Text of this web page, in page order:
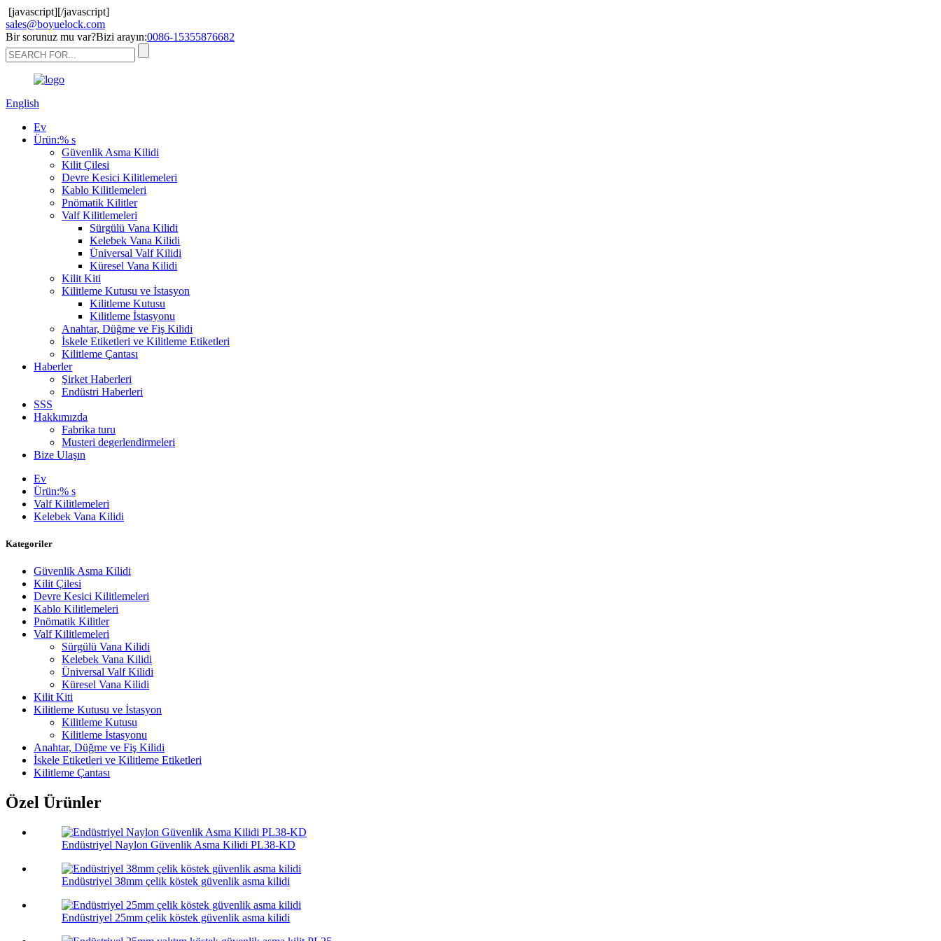
[javascript][/javascript]
sales@boyuelock.com
Bir sorunuz mu var?Bizi arayın:0086-15355876682
English
Ev
Ürün:% s
Güvenlik Asma Kilidi
Kilit Çilesi
Devre Kesici Kilitlemeleri
Kablo Kilitlemeleri
Pnömatik Kilitler
Valf Kilitlemeleri
Sürgülü Vana Kilidi
Kelebek Vana Kilidi
Üniversal Valf Kilidi
Küresel Vana Kilidi
Kilit Kiti
Kilitleme Kutusu ve İstasyon
Kilitleme Kutusu
Kilitleme İstasyonu
Anahtar, Düğme ve Fiş Kilidi
İskele Etiketleri ve Kilitleme Etiketleri
Kilitleme Çantası
Haberler
Şirket Haberleri
Endüstri Haberleri
SSS
Hakkımızda
Fabrika turu
Musteri degerlendirmeleri
Bize Ulaşın
Ev
Ürün:% s
Valf Kilitlemeleri
Kelebek Vana Kilidi
Kategoriler
Güvenlik Asma Kilidi
Kilit Çilesi
Devre Kesici Kilitlemeleri
Kablo Kilitlemeleri
Pnömatik Kilitler
Valf Kilitlemeleri
Sürgülü Vana Kilidi
Kelebek Vana Kilidi
Üniversal Valf Kilidi
Küresel Vana Kilidi
Kilit Kiti
Kilitleme Kutusu ve İstasyon
Kilitleme Kutusu
Kilitleme İstasyonu
Anahtar, Düğme ve Fiş Kilidi
İskele Etiketleri ve Kilitleme Etiketleri
Kilitleme Çantası
Özel Ürünler
Endüstriyel Naylon Güvenlik Asma Kilidi PL38-KD
Endüstriyel 38mm çelik köstek güvenlik asma kilidi
Endüstriyel 25mm çelik köstek güvenlik asma kilidi